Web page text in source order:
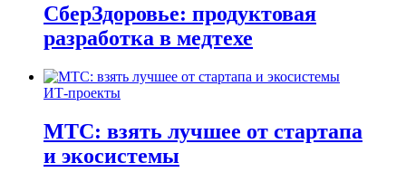
СберЗдоровье: продуктовая
разработка в медтехе
ИТ-проекты
МТС: взять лучшее от стартапа
и экосистемы